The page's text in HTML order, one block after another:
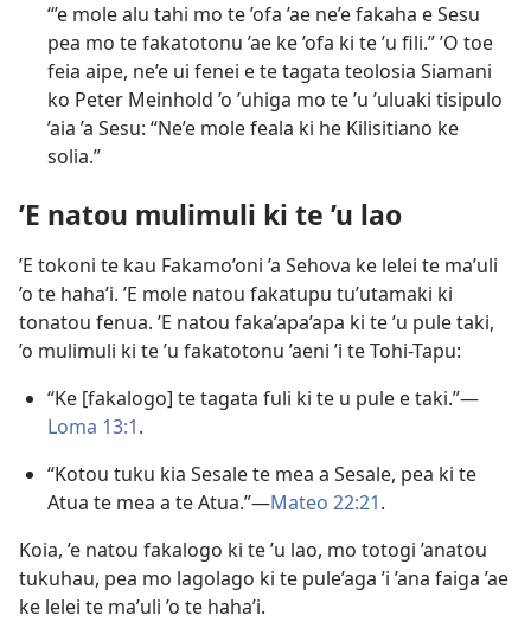
“’e mole alu tahi mo te ’ofa ’ae ne’e fakaha e Sesu
pea mo te fakatotonu ’ae ke ’ofa ki te ’u fili.” ’O toe
feia aipe, ne’e ui fenei e te tagata teolosia Siamani
ko Peter Meinhold ’o ’uhiga mo te ’u ’uluaki tisipulo
’aia ’a Sesu: “Ne’e mole feala ki he Kilisitiano ke
solia.”
’E natou mulimuli ki te ’u lao
’E tokoni te kau Fakamo’oni ’a Sehova ke lelei te ma’uli
’o te haha’i. ’E mole natou fakatupu tu’utamaki ki
tonatou fenua. ’E natou faka’apa’apa ki te ’u pule taki,
’o mulimuli ki te ’u fakatotonu ’aeni ’i te Tohi-Tapu:
“Ke [fakalogo] te tagata fuli ki te u pule e taki.”—
Loma 13:1.
“Kotou tuku kia Sesale te mea a Sesale, pea ki te
Atua te mea a te Atua.”—Mateo 22:21.
Koia, ’e natou fakalogo ki te ’u lao, mo totogi ’anatou
tukuhau, pea mo lagolago ki te pule’aga ’i ’ana faiga ’ae
ke lelei te ma’uli ’o te haha’i.